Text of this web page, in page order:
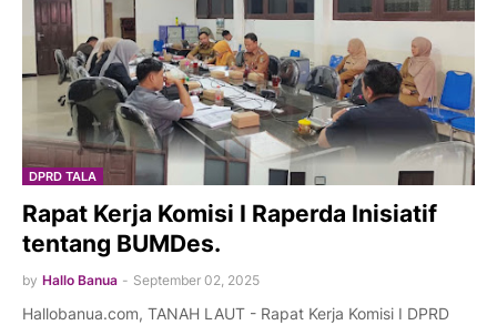
DPRD TALA
Rapat Kerja Komisi I Raperda Inisiatif
tentang BUMDes.
by Hallo Banua - September 02, 2025
Hallobanua.com, TANAH LAUT - Rapat Kerja Komisi I DPRD